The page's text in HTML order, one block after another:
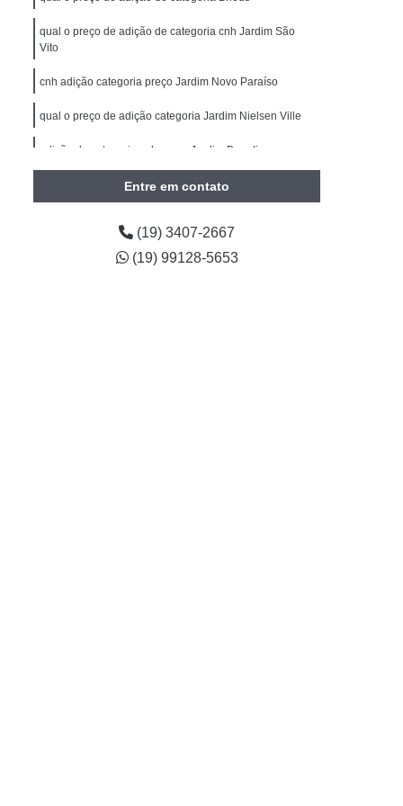
de Motorista
Primeira Habilitação B
Habilitação Carro Americana
II
Primeira Habilitação Categoria B
Habilitação Moto
Cnh
Reciclagem Cnh Cidade Jardim II
de Habilitação
Reciclagem Habilitação
Infrator
qual o preço de adição de categoria cnh Jardim São
Vito
cnh adição categoria preço Jardim Novo Paraíso
qual o preço de adição categoria Jardim Nielsen Ville
adição de categoria cnh preço Jardim Boer Ii
Entre em contato
(19) 3407-2667
(19) 99128-5653